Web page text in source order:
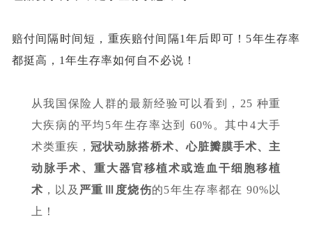
赔付间隔时间短，重疾赔付间隔1年后即可！5年生存率
都挺高，1年生存率如何自不必说！
从我国保险人群的最新经验可以看到， 25 种重
大疾病的平均5年生存率达到 60%。其中4大手
术类重疾，冠状动脉搭桥术、心脏瓣膜手术、主
动脉手术、重大器官移植术或造血干细胞移植
术 ，以及 严重 Ⅲ度烧伤的5年生存率都在 90%以
上！